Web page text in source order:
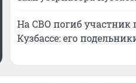
На СВО погиб
Кузбассе: его